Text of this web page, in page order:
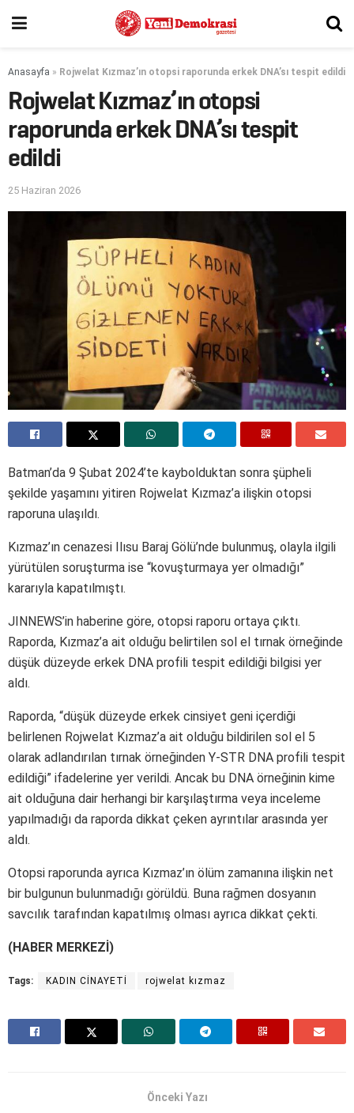
Anasayfa » Rojwelat Kızmaz’ın otopsi raporunda erkek DNA’sı tespit edildi
Rojwelat Kızmaz’ın otopsi
raporunda erkek DNA’sı tespit
edildi
25 Haziran 2026
Batman’da 9 Şubat 2024’te kaybolduktan sonra şüpheli
şekilde yaşamını yitiren Rojwelat Kızmaz’a ilişkin otopsi
raporuna ulaşıldı.
Kızmaz’ın cenazesi Ilısu Baraj Gölü’nde bulunmuş, olayla ilgili
yürütülen soruşturma ise “kovuşturmaya yer olmadığı”
kararıyla kapatılmıştı.
JINNEWS’in haberine göre, otopsi raporu ortaya çıktı.
Raporda, Kızmaz’a ait olduğu belirtilen sol el tırnak örneğinde
düşük düzeyde erkek DNA profili tespit edildiği bilgisi yer
aldı.
Raporda, “düşük düzeyde erkek cinsiyet geni içerdiği
belirlenen Rojwelat Kızmaz’a ait olduğu bildirilen sol el 5
olarak adlandırılan tırnak örneğinden Y-STR DNA profili tespit
edildiği” ifadelerine yer verildi. Ancak bu DNA örneğinin kime
ait olduğuna dair herhangi bir karşılaştırma veya inceleme
yapılmadığı da raporda dikkat çeken ayrıntılar arasında yer
aldı.
Otopsi raporunda ayrıca Kızmaz’ın ölüm zamanına ilişkin net
bir bulgunun bulunmadığı görüldü. Buna rağmen dosyanın
savcılık tarafından kapatılmış olması ayrıca dikkat çekti.
(HABER MERKEZİ)
Tags: KADIN CİNAYETİ rojwelat kızmaz
Önceki Yazı